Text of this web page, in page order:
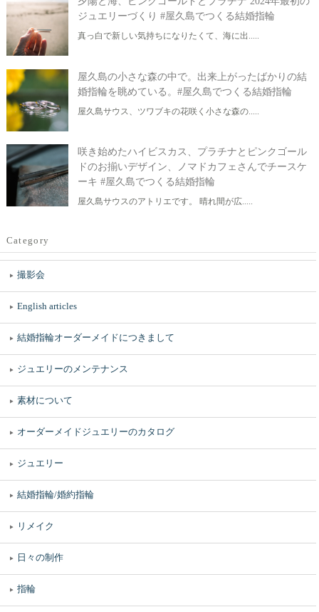
ジュエリーづくり #屋久島でつくる結婚指輪
真っ白で新しい気持ちになりたくて、海に出.....
屋久島の小さな森の中で。出来上がったばかりの結
婚指輪を眺めている。#屋久島でつくる結婚指輪
屋久島サウス、ツワブキの花咲く小さな森の.....
咲き始めたハイビスカス、プラチナとピンクゴール
ドのお揃いデザイン、ノマドカフェさんでチースケ
ーキ #屋久島でつくる結婚指輪
屋久島サウスのアトリエです。 晴れ間が広.....
Category
撮影会
English articles
結婚指輪オーダーメイドにつきまして
ジュエリーのメンテナンス
素材について
オーダーメイドジュエリーのカタログ
ジュエリー
結婚指輪/婚約指輪
リメイク
日々の制作
指輪